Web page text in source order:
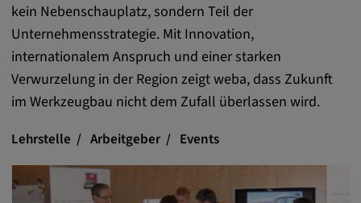
kein Nebenschauplatz, sondern Teil der
Unternehmensstrategie. Mit Innovation,
internationalem Anspruch und einer starken
Verwurzelung in der Region zeigt weba, dass Zukunft
im Werkzeugbau nicht dem Zufall überlassen wird.
Lehrstelle
Arbeitgeber Events
Anbieter:
matterport.com
Zweck:
Diese Cookies werden von einem
eingebetteten Drittanbieter-Tool gesetzt und
Benutzerinteraktionen, der Verfolgung des
und/oder der Bereitstellung personalisierter
Werbung.